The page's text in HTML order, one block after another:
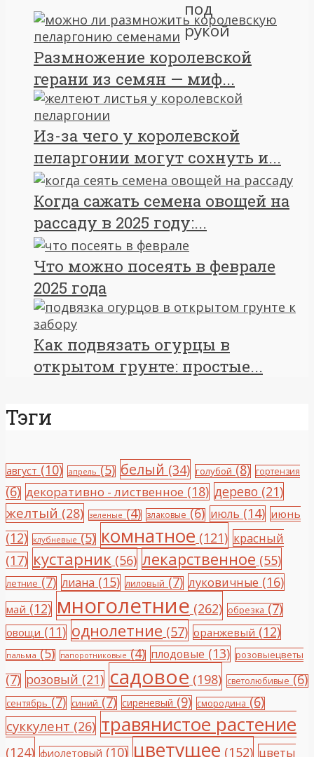
Размножение королевской
герани из семян — миф...
Из-за чего у королевской
пеларгонии могут сохнуть и...
Когда сажать семена овощей на
рассаду в 2025 году:...
Что можно посеять в феврале
2025 года
Как подвязать огурцы в
открытом грунте: простые...
Тэги
август(10) апрель(5) белый (34) голубой(8) гортензия
(6) декоративно - лиственное (18) дерево (21)
желтый (28) зеленые(4) злаковые(6) июль (14) июнь
(12) клубневые(5) комнатное (121) красный
(17) кустарник (56) лекарственное (55)
летние(7) лиана (15) лиловый(7) луковичные (16)
май (12) многолетние (262) обрезка(7)
овощи (11) однолетние (57) оранжевый (12)
пальма(5) папоротниковые(4) плодовые (13) розовыецветы
(7) розовый (21) садовое (198) светолюбивые(6)
сентябрь(7) синий(7) сиреневый(9) смородина(6)
суккулент (26) травянистое растение
(124) фиолетовый(10) цветущее (152) цветы